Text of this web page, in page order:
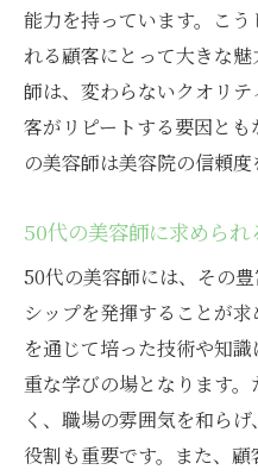
能力を持っています。こ
れる顧客にとって大きな
師は、変わらないクオリ
客がリピートする要因と
の美容師は美容院の信頼度
50代の美容師に求められ
50代の美容師には、その
シップを発揮することが
を通じて培った技術や知
重な学びの場となります
く、職場の雰囲気を和ら
役割も重要です。また、